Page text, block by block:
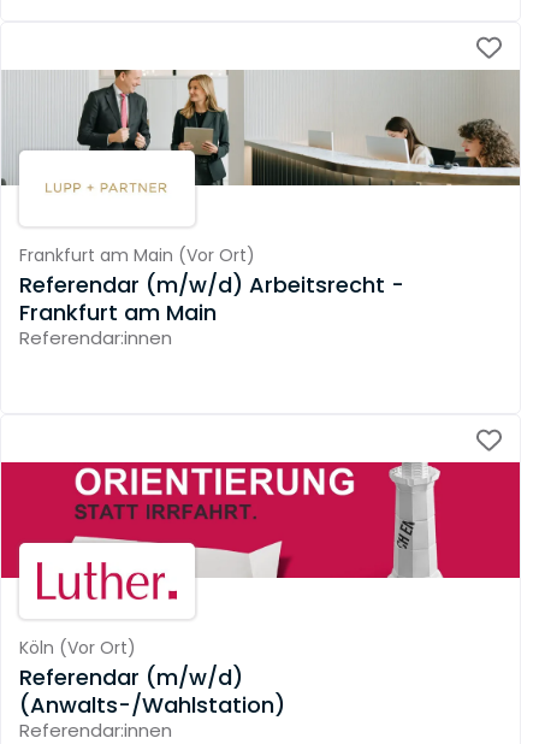
Frankfurt am Main (Vor Ort)
Referendar (m/w/d) Arbeitsrecht -
Frankfurt am Main
Referendar:innen
Köln (Vor Ort)
Referendar (m/w/d)
(Anwalts-/Wahlstation)
Referendar:innen